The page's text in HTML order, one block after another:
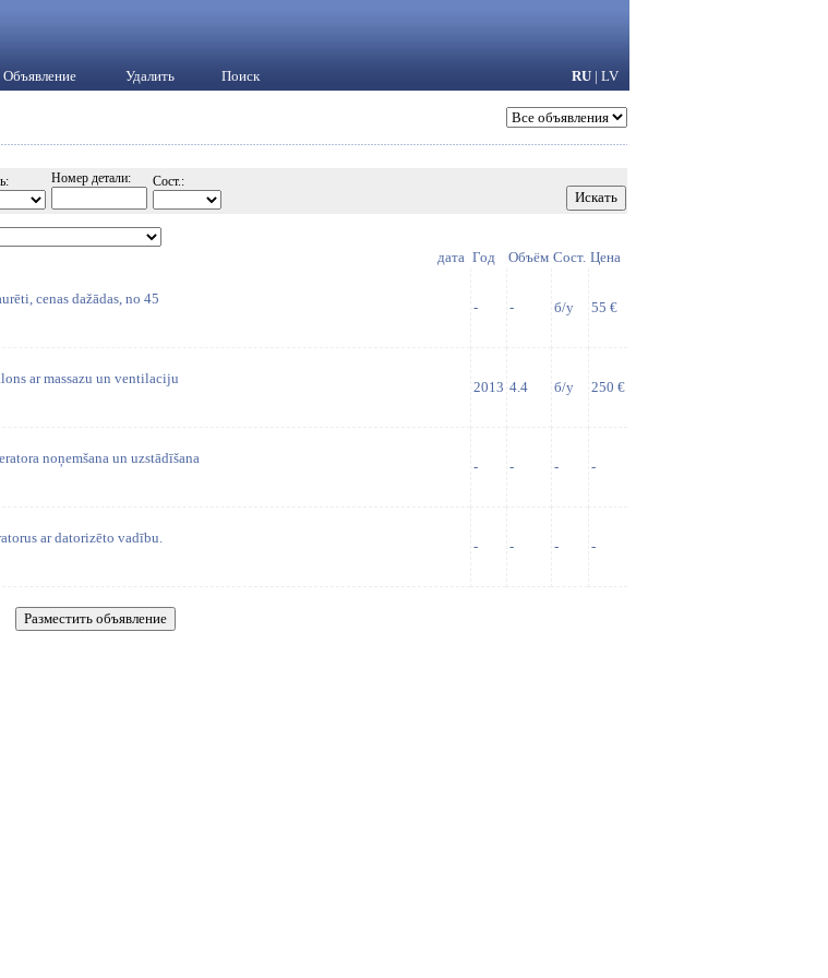
Удалить Поиск RU | LV
Номер детали: Сост.:
дата Год Объём Сост. Цена
cenas dažādas, no 45
- - б/у 55 €
ar massazu un ventilaciju
2013 4.4 б/у 250 €
noņemšana un uzstādīšana
- - - -
ar datorizēto vadību.
- - - -